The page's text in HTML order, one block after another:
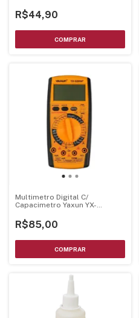
R$44,90
Multimetro Digital C/
Capacimetro Yaxun YX-
R$85,00